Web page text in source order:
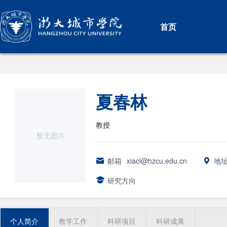
首页
暂无图片
夏春林
教授
邮箱 xiacl@hzcu.edu.cn
地
研究方向
个人简介 教学工作 科研项目 科研成果